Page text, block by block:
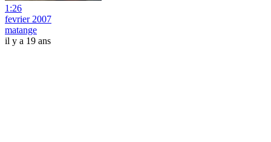
1:26
fevrier 2007
matange
il y a 19 ans